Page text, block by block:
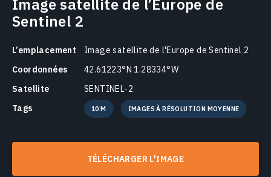
Image satellite de l’Europe de
Sentinel 2
L’emplacement
Image satellite de l'Europe de Sentinel 2
Coordonnées
42.61223°N 1.28334°W
Satellite
SENTINEL-2
Tags
10 M IMAGES À RÉSOLUTION MOYENNE
TÉLÉCHARGER L'IMAGE